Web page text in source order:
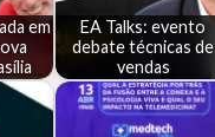
em
EA Talks: evento
debate técnicas de
vendas